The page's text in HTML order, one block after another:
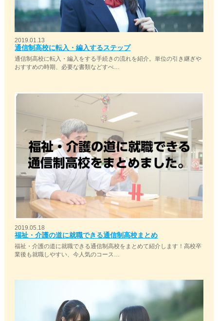
2019.01.13
通信制高校に転入・編入するステップ
通信制高校に転入・編入をする手続きの流れを紹介。単位の引き継ぎや
おすすめの時期、必要な書類などすべ…
2019.05.18
福祉・介護の道に就職できる通信制高校まとめ
福祉・介護の道に就職できる通信制高校をまとめて紹介します！高校卒
業後も就職しやすい、今人気のコース…